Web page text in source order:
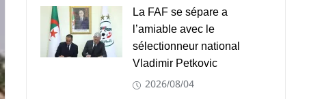
La FAF se sépare a
l’amiable avec le
sélectionneur national
Vladimir Petkovic
2026/08/04